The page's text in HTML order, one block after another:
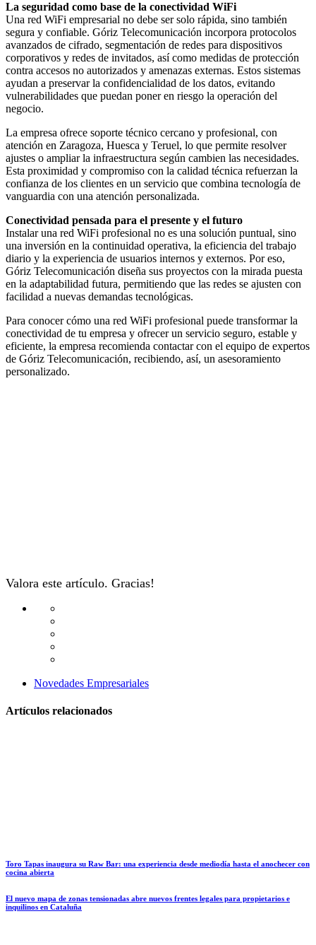
La seguridad como base de la conectividad WiFi
Una red WiFi empresarial no debe ser solo rápida, sino también
segura y confiable. Góriz Telecomunicación incorpora protocolos
avanzados de cifrado, segmentación de redes para dispositivos
corporativos y redes de invitados, así como medidas de protección
contra accesos no autorizados y amenazas externas. Estos sistemas
ayudan a preservar la confidencialidad de los datos, evitando
vulnerabilidades que puedan poner en riesgo la operación del
negocio.
La empresa ofrece soporte técnico cercano y profesional, con
atención en Zaragoza, Huesca y Teruel, lo que permite resolver
ajustes o ampliar la infraestructura según cambien las necesidades.
Esta proximidad y compromiso con la calidad técnica refuerzan la
confianza de los clientes en un servicio que combina tecnología de
vanguardia con una atención personalizada.
Conectividad pensada para el presente y el futuro
Instalar una red WiFi profesional no es una solución puntual, sino
una inversión en la continuidad operativa, la eficiencia del trabajo
diario y la experiencia de usuarios internos y externos. Por eso,
Góriz Telecomunicación diseña sus proyectos con la mirada puesta
en la adaptabilidad futura, permitiendo que las redes se ajusten con
facilidad a nuevas demandas tecnológicas.
Para conocer cómo una red WiFi profesional puede transformar la
conectividad de tu empresa y ofrecer un servicio seguro, estable y
eficiente, la empresa recomienda contactar con el equipo de expertos
de Góriz Telecomunicación, recibiendo, así, un asesoramiento
personalizado.
Valora este artículo. Gracias!
Novedades Empresariales
Artículos relacionados
Toro Tapas inaugura su Raw Bar: una experiencia desde mediodía hasta el anochecer con
cocina abierta
El nuevo mapa de zonas tensionadas abre nuevos frentes legales para propietarios e
inquilinos en Cataluña